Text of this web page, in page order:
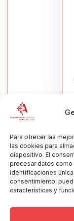
Para ofrecer las
las cookies para
dispositivo. El
procesar datos
identificaciones
consentimiento,
características y